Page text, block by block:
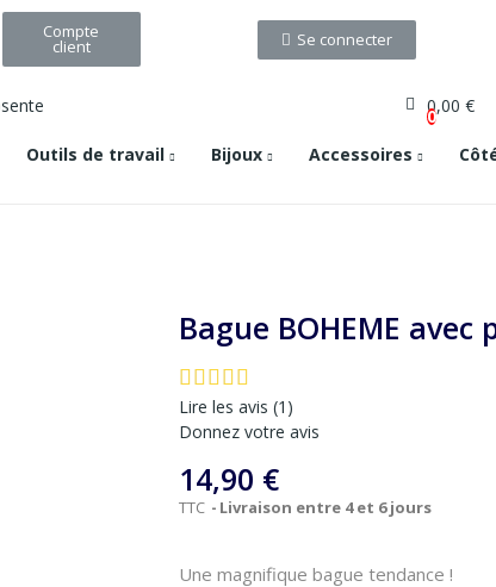
Compte
client Se connecter
0,00 €
0
Outils de travail Bijoux Accessoires
Bague BOHEME avec
Lire les avis (1 )
Donnez votre avis
14,90 €
TTC Livraison entre 4 et 6 jours
Une magnifique bague tendance !